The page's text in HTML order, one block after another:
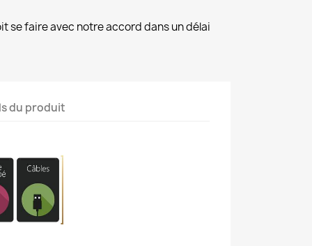
se faire avec notre accord dans un délai
du produit